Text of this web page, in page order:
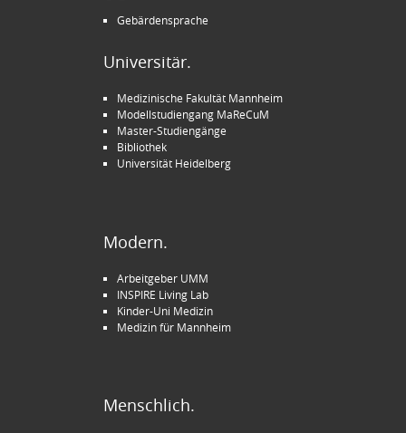
Gebärdensprache
Universitär.
Medizinische Fakultät Mannheim
Modellstudiengang MaReCuM
Master-Studiengänge
Bibliothek
Universität Heidelberg
Modern.
Arbeitgeber UMM
INSPIRE Living Lab
Kinder-Uni Medizin
Medizin für Mannheim
Menschlich.